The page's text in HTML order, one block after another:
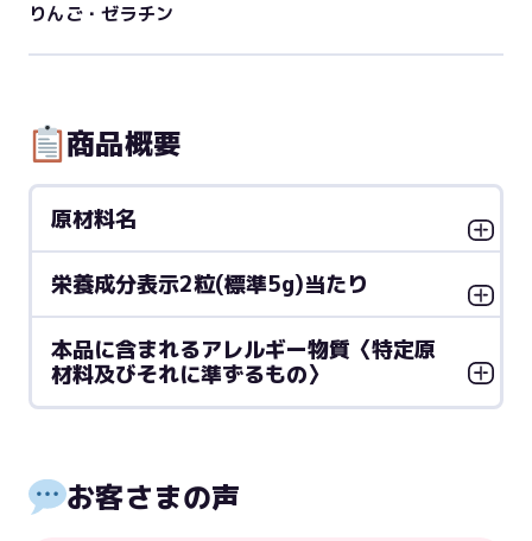
りんご・ゼラチン
商品概要
原材料名
栄養成分表示2粒(標準5g)当たり
本品に含まれるアレルギー物質〈特定原
材料及びそれに準ずるもの〉
お客さまの声